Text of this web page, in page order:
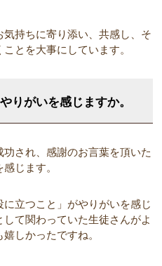
持ちに寄り添い、共感し、そ
とを大事にしています。
りがいを感じますか。
され、感謝のお言葉を頂いた
じます。
立つこと」がやりがいを感じ
て関わっていた生徒さんがよ
しかったですね。